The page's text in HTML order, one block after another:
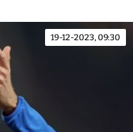
19-12-2023, 09:30